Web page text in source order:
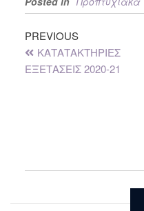
PREVIOUS
ΚΑΤΑΤΑΚΤΗΡΙΕΣ
ΕΞΕΤΑΣΕΙΣ 2020-21